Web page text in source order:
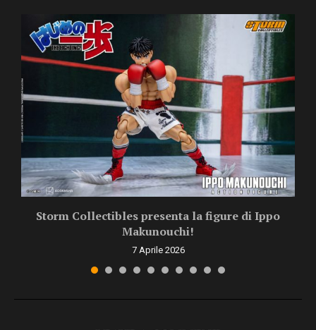
Storm Collectibles presenta la figure di Ippo
Makunouchi!
7 Aprile 2026